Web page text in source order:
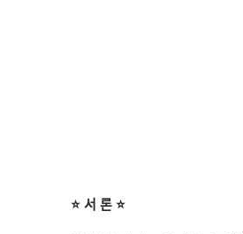
⭐ 서 론 ⭐